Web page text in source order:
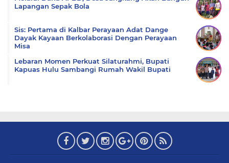
Lapangan Sepak Bola
Sis: Pertama di Kalbar Perayaan Adat Dange
Dayak Kayaan Berkolaborasi Dengan Perayaan
Misa
Lebaran Momen Perkuat Silaturahmi, Bupati
Kapuas Hulu Sambangi Rumah Wakil Bupati